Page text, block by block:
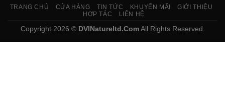
TRANG CHỦ CỬA HÀNG TIN TỨC KHUYẾN MÃI
GIỚI THIỆU
HỢP TÁC
LIÊN HỆ
Copyright 2026 © DVINatureltd.ComAll Rights Reserved.